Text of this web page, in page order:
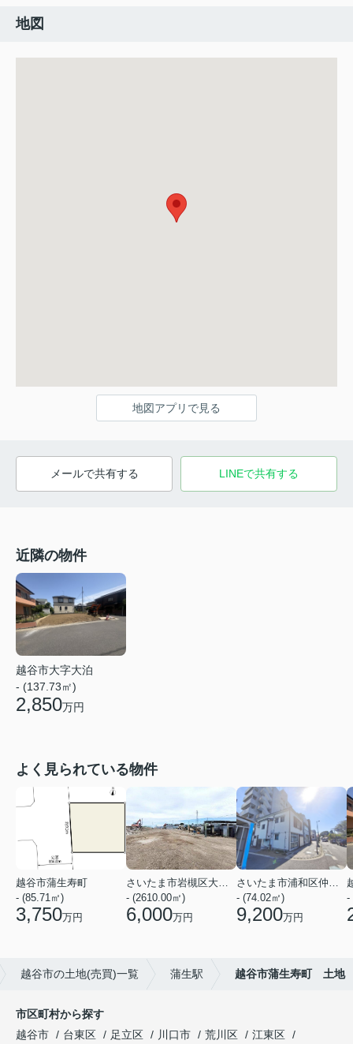
地図
地図アプリで見る
メールで共有する LINEで共有する
近隣の物件
越谷市大字大泊
- (137.73㎡)
2,850万円
よく見られている物件
越谷市蒲生寿町
- (85.71㎡)
3,750万円
さいたま市岩槻区大字黒谷
- (2610.00㎡)
6,000万円
さいたま市浦和区仲町３丁目
- (74.02㎡)
9,200万円
-
越谷市の土地(売買)一覧 蒲生駅 越谷市蒲生寿町 土地
市区町村から探す
越谷市
台東区 足立区 川口市 荒川区
江東区